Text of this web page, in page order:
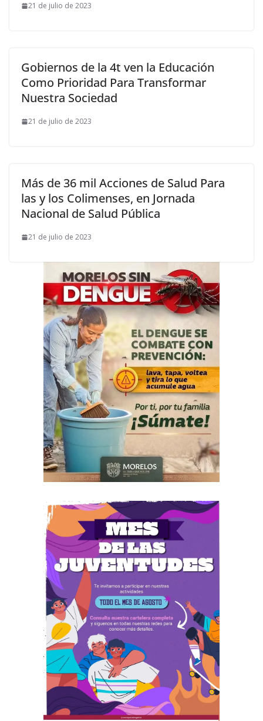
21 de julio de 2023
Gobiernos de la 4t ven la Educación
Como Prioridad Para Transformar
Nuestra Sociedad
21 de julio de 2023
Más de 36 mil Acciones de Salud Para
las y los Colimenses, en Jornada
Nacional de Salud Pública
21 de julio de 2023